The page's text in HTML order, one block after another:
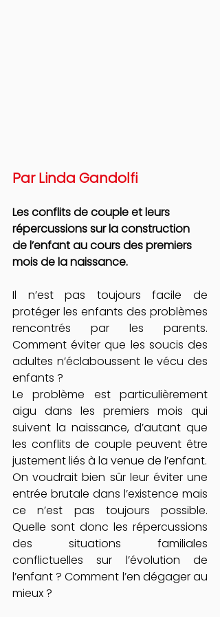
Par Linda Gandolfi
Les conflits de couple et leurs
répercussions sur la construction
de l’enfant au cours des premiers
mois de la naissance.
Il n’est pas toujours facile de
protéger les enfants des problèmes
rencontrés par les parents.
Comment éviter que les soucis des
adultes n’éclaboussent le vécu des
enfants ?
Le problème est particulièrement
aigu dans les premiers mois qui
suivent la naissance, d’autant que
les conflits de couple peuvent être
justement liés à la venue de l’enfant.
On voudrait bien sûr leur éviter une
entrée brutale dans l’existence mais
ce n’est pas toujours possible.
Quelle sont donc les répercussions
des situations familiales
conflictuelles sur l’évolution de
l’enfant ? Comment l’en dégager au
mieux ?